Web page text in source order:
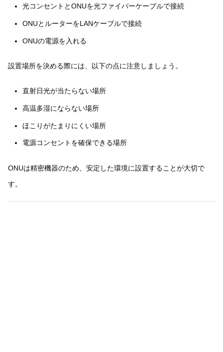
光コンセントとONUを光ファイバーケーブルで接続
ONUとルーターをLANケーブルで接続
ONUの電源を入れる
設置場所を決める際には、以下の点に注意しましょう。
直射日光が当たらない場所
高温多湿にならない場所
ほこりがたまりにくい場所
電源コンセントを確保できる場所
ONUは精密機器のため、安定した環境に設置することが大切で
す。